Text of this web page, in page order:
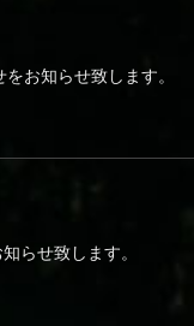
お知らせ致します。
らせ致します。